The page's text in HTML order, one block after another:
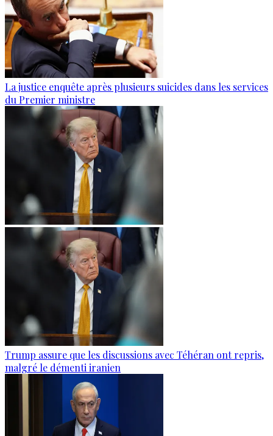
La justice enquête après plusieurs suicides dans les services
du Premier ministre
Trump assure que les discussions avec Téhéran ont repris,
malgré le démenti iranien